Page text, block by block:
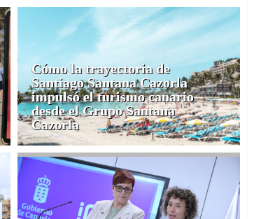
Cómo la trayectoria de
Santiago Santana Cazorla
impulsó el turismo canario
desde el Grupo Santana
Cazorla